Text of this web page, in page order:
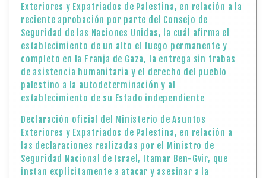
Exteriores y Expatriados de Palestina, en relación a la
reciente aprobación por parte del Consejo de
Seguridad de las Naciones Unidas, la cuál afirma el
establecimiento de un alto el fuego permanente y
completo en la Franja de Gaza, la entrega sin trabas
de asistencia humanitaria y el derecho del pueblo
palestino a la autodeterminación y al
establecimiento de su Estado independiente
Declaración oficial del Ministerio de Asuntos
Exteriores y Expatriados de Palestina, en relación a
las declaraciones realizadas por el Ministro de
Seguridad Nacional de Israel, Itamar Ben-Gvir, que
instan explícitamente a atacar y asesinar a la